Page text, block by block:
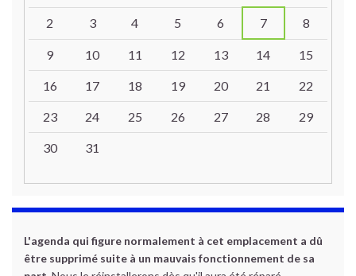
2 3 4 5 6 7 8
9 10 11 12 13 14 15
16 17 18 19 20 21 22
23 24 25 26 27 28 29
30 31
L'agenda qui figure normalement à cet emplacement a dû
être supprimé suite à un mauvais fonctionnement de sa